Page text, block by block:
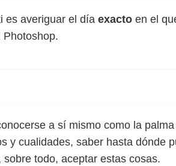
es averiguar el día exacto en el
a sí mismo como la
y cualidades, saber hasta dónde
todo, aceptar estas cosas.